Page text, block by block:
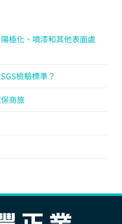
極化、噴漆和其他表面處
檢驗標準？
商旅